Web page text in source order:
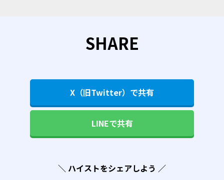
SHARE
X（旧Twitter）で共有
LINEで共有
＼ ハイストをシェアしよう ／